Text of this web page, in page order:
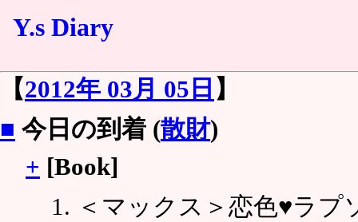
Y.s Diary
【2012年 03月 05日 】
■ 今日の到着 (散財)
+ [Book]
＜マックス＞恋色♥ラ